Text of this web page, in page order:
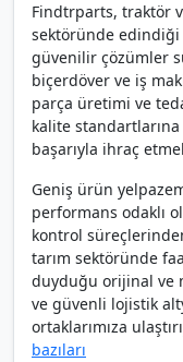
Findtrparts, traktör
sektöründe edindiği
güvenilir çözümler
biçerdöver ve iş
parça üretimi ve
kalite
başarıyla ihraç
Geniş ürün
performans odaklı
kontrol
tarım sektöründe
duyduğu orijinal ve
ve güvenli lojistik
ortaklarımıza
bazıları